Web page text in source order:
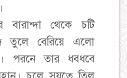
থেকে চটি
তুলে বেরিয়ে এলো
পরনে তার ধবধবে